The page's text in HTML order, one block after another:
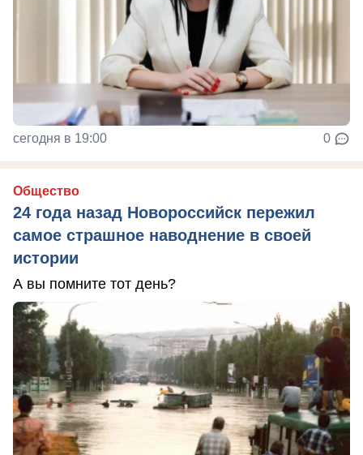
сегодня в 19:00 0
Общество
24 года назад Новороссийск пережил
самое страшное наводнение в своей
истории
А вы помните тот день?